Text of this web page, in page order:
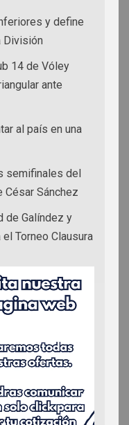
y define
División
14 de Vóley
ante
al país en una
semifinales del
César Sánchez
de Galíndez y
Torneo Clausura